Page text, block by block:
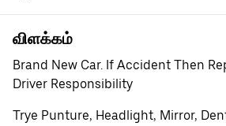
விளக்கம்
Brand New Car. If Accident Then
Driver Responsibility
Trye Punture, Headlight, Mirror,